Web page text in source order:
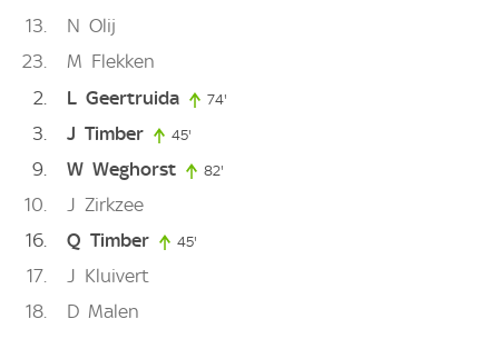
13 N Olij
23
M Flekken
2
L Geertruida 74'
3 J Timber 45'
9 W Weghorst 82'
10 J Zirkzee
16
Q Timber 45'
17 J Kluivert
18
D Malen